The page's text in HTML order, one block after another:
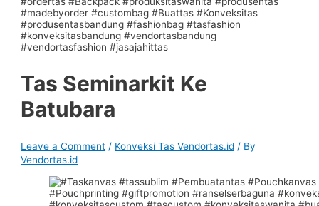
Tas Seminarkit Ke
Batubara
Leave a Comment / Konveksi Tas Vendortas.id / By
Vendortas.id